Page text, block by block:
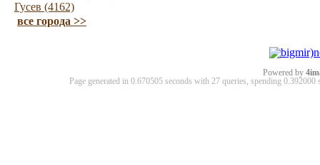
Гусев (4162)
все города >>
Powered by
Page generated in 0.670505 seconds with 27 queries, spending